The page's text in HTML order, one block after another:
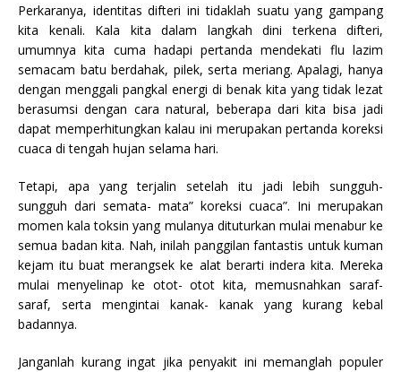
Perkaranya, identitas difteri ini tidaklah suatu yang gampang
kita kenali. Kala kita dalam langkah dini terkena difteri,
umumnya kita cuma hadapi pertanda mendekati flu lazim
semacam batu berdahak, pilek, serta meriang. Apalagi, hanya
dengan menggali pangkal energi di benak kita yang tidak lezat
berasumsi dengan cara natural, beberapa dari kita bisa jadi
dapat memperhitungkan kalau ini merupakan pertanda koreksi
cuaca di tengah hujan selama hari.
Tetapi, apa yang terjalin setelah itu jadi lebih sungguh-
sungguh dari semata- mata” koreksi cuaca”. Ini merupakan
momen kala toksin yang mulanya dituturkan mulai menabur ke
semua badan kita. Nah, inilah panggilan fantastis untuk kuman
kejam itu buat merangsek ke alat berarti indera kita. Mereka
mulai menyelinap ke otot- otot kita, memusnahkan saraf-
saraf, serta mengintai kanak- kanak yang kurang kebal
badannya.
Janganlah kurang ingat jika penyakit ini memanglah populer